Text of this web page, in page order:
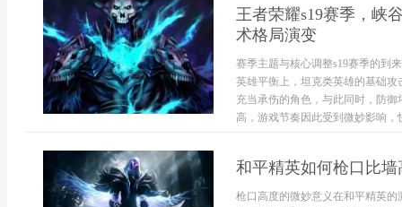
王者荣耀s19赛季，峡
术格局演变
赛季主题与核心调整s19赛季的到
英雄平衡上，坦克类英雄的基础
充当承伤的角色，与此同时，防
高，游戏节奏因此受到微妙影响，
和平精英如何枪口比
枪口高度的微妙意义在和平精英